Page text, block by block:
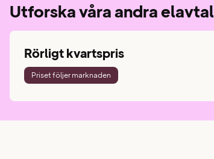
Utforska våra andra elavtal
Rörligt kvartspris
Priset följer marknaden